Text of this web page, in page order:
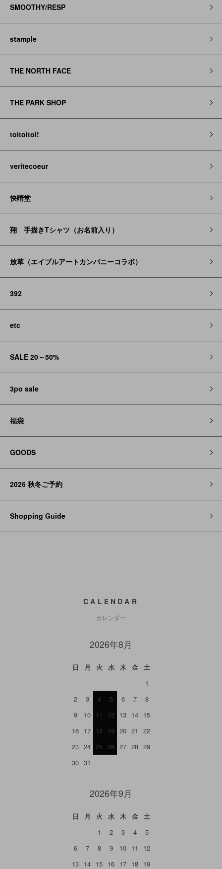
SMOOTHY/RESP
stample
THE NORTH FACE
THE PARK SHOP
toitoitoi!
veritecoeur
快晴堂
翔 手描きTシャツ（お名前入り）
放草（エイブルアートカンパニーコラボ）
392
etc
SALE 20～50%
3po sale
福袋
GOODS
2026 秋冬ご予約
Shopping Guide
CALENDAR
カレンダー
2026年8月
日 月 火 水 木 金
土
1
2
3 4 5 6 7
8
9
10 11 12 13 14 15
16 17 18 19 20 21
22
23 24 25 26 27 28 29
30 31
2026年9月
日 月 火 水 木 金
土
1
2 3 4
5
6
7 8 9 10 11
12
13 14 15 16 17 18 19